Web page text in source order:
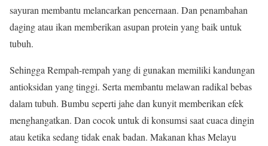
sayuran membantu melancarkan pencernaan. Dan penambahan
daging atau ikan memberikan asupan protein yang baik untuk
tubuh.
Sehingga Rempah-rempah yang di gunakan memiliki kandungan
antioksidan yang tinggi. Serta membantu melawan radikal bebas
dalam tubuh. Bumbu seperti jahe dan kunyit memberikan efek
menghangatkan. Dan cocok untuk di konsumsi saat cuaca dingin
atau ketika sedang tidak enak badan. Makanan khas Melayu